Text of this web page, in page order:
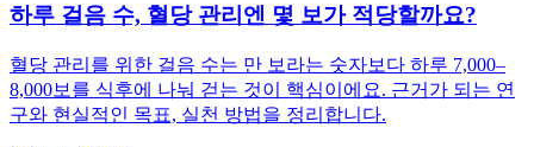
하루 걸음 수, 혈당 관리엔 몇 보가 적당할까요?
혈당 관리를 위한 걸음 수는 만 보라는 숫자보다 하루 7,000–
8,000보를 식후에 나눠 걷는 것이 핵심이에요. 근거가 되는 연
구와 현실적인 목표, 실천 방법을 정리합니다.